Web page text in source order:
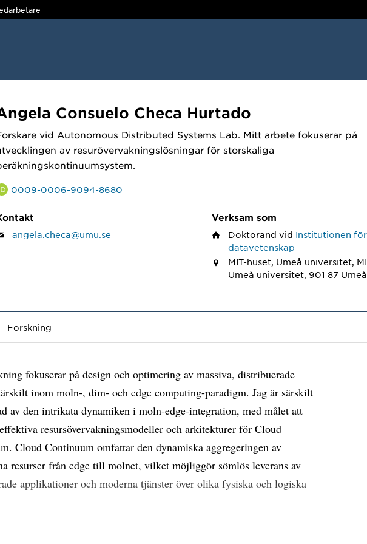
Consuelo Checa Hurtado
vid Autonomous Distributed Systems Lab. Mitt arbete fokuserar på
av resurövervakningslösningar för storskaliga
0009-0006-9094-8680
angela.checa@umu.se
Verksam som
Doktorand vid Institutionen för
datavetenskap
MIT-huset, Umeå universitet,
Umeå universitet, 901 87 Umeå
Forskning
fokuserar på design och optimering av massiva, distribuerade
inom moln-, dim- och edge computing-paradigm. Jag är särskilt
av den intrikata dynamiken i moln-edge-integration, med målet att
resursövervakningsmodeller och arkitekturer för Cloud
Cloud Continuum omfattar den dynamiska aggregeringen av
resurser från edge till molnet, vilket möjliggör sömlös leverans av
applikationer och moderna tjänster över olika fysiska och logiska